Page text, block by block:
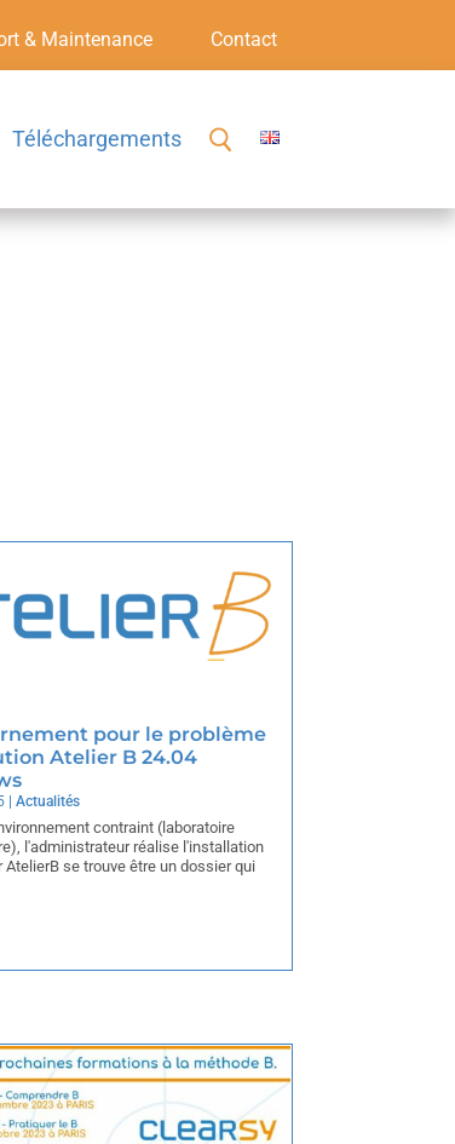
& Maintenance Contact
Téléchargements
pour le problème
Atelier B 24.04
|Actualités
contraint (laboratoire
l'administrateur réalise l'installation
AtelierB se trouve être un dossier qui